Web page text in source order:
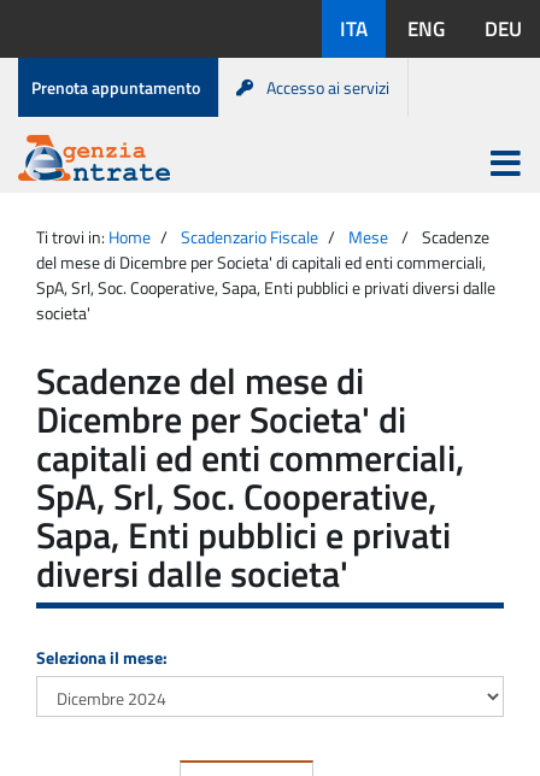
contenuto
disponibili:
ITA ENG DEU
Menu
di
servizio
Prenota appuntamento Accesso ai servizi
Agenzia
Entrate
Apri
menu
principale
Ti trovi in: Home Scadenzario Fiscale Mese
Scadenze
del mese di Dicembre per Societa' di capitali ed enti commerciali,
SpA, Srl, Soc. Cooperative, Sapa, Enti pubblici e privati diversi dalle
societa'
Scadenze del mese di
Dicembre per Societa' di
capitali ed enti commerciali,
SpA, Srl, Soc. Cooperative,
Sapa, Enti pubblici e privati
diversi dalle societa'
Seleziona il mese: